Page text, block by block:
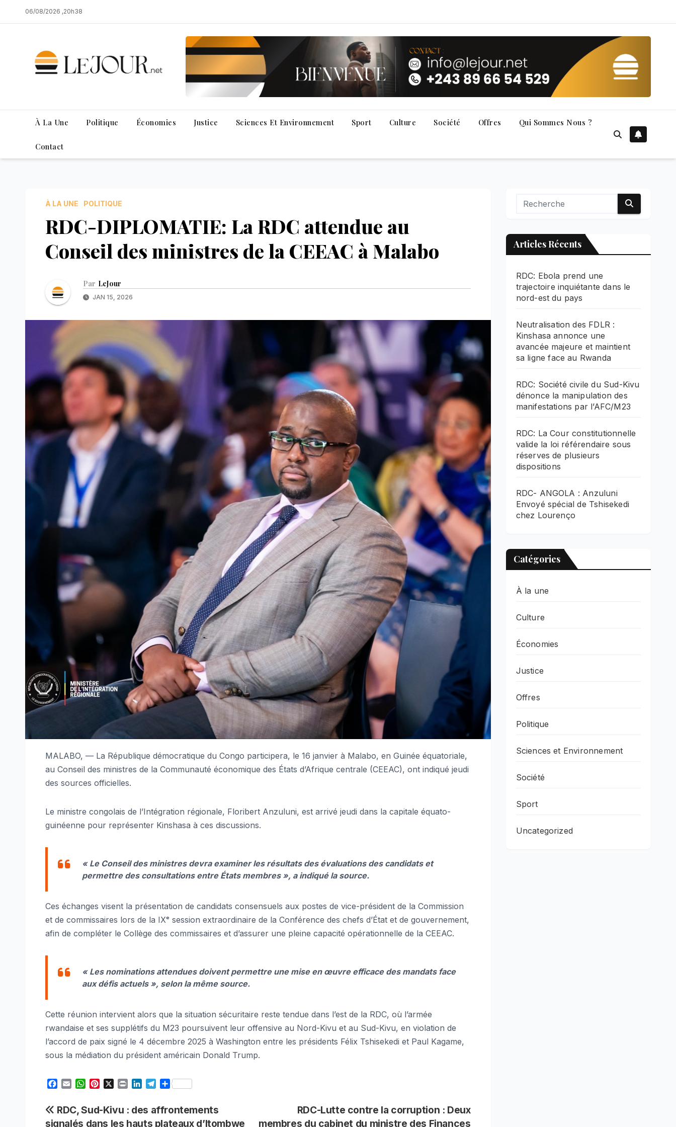
to
06/08/2026 ,20h38
À La Une Politique Économies Justice Sciences Et Environnement Sport Culture Société Offres Qui Sommes Nous ?
Contact
À LA UNE POLITIQUE
RDC-DIPLOMATIE: La RDC attendue au
Conseil des ministres de la CEEAC à Malabo
Par LeJour
JAN 15, 2026
MALABO, — La République démocratique du Congo participera, le 16 janvier à Malabo, en Guinée équatoriale,
au Conseil des ministres de la Communauté économique des États d’Afrique centrale (CEEAC), ont indiqué jeudi
des sources officielles.
Le ministre congolais de l’Intégration régionale, Floribert Anzuluni, est arrivé jeudi dans la capitale équato-
guinéenne pour représenter Kinshasa à ces discussions.
« Le Conseil des ministres devra examiner les résultats des évaluations des candidats et
permettre des consultations entre États membres », a indiqué la source.
Ces échanges visent la présentation de candidats consensuels aux postes de vice-président de la Commission
et de commissaires lors de la IXᵉ session extraordinaire de la Conférence des chefs d’État et de gouvernement,
afin de compléter le Collège des commissaires et d’assurer une pleine capacité opérationnelle de la CEEAC.
« Les nominations attendues doivent permettre une mise en œuvre efficace des mandats face
aux défis actuels », selon la même source.
Cette réunion intervient alors que la situation sécuritaire reste tendue dans l’est de la RDC, où l’armée
rwandaise et ses supplétifs du M23 poursuivent leur offensive au Nord-Kivu et au Sud-Kivu, en violation de
l’accord de paix signé le 4 décembre 2025 à Washington entre les présidents Félix Tshisekedi et Paul Kagame,
sous la médiation du président américain Donald Trump.
e
b
i
l
W
t
s
t
e
n
t
k
e
e
g
S
r
e
Navigation
RDC-Lutte contre la corruption : Deux
membres du cabinet du ministre des Finances
RDC, Sud-Kivu : des affrontements
signalés dans les hauts plateaux d’Itombwe
Articles Récents
RDC: Ebola prend une
trajectoire inquiétante dans le
nord-est du pays
Neutralisation des FDLR :
Kinshasa annonce une
avancée majeure et maintient
sa ligne face au Rwanda
RDC: Société civile du Sud-Kivu
dénonce la manipulation des
manifestations par l’AFC/M23
RDC: La Cour constitutionnelle
valide la loi référendaire sous
réserves de plusieurs
dispositions
RDC- ANGOLA : Anzuluni
Envoyé spécial de Tshisekedi
chez Lourenço
Catégories
À la une
Culture
Économies
Justice
Offres
Politique
Sciences et Environnement
Société
Sport
Uncategorized